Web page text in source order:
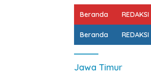
Beranda REDAKSI
Beranda REDAKSI
Jawa Timur